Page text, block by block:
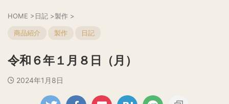
HOME >日記 >製作 >
商品紹介 製作 日記
令和６年１月８日（月）
2024年1月8日